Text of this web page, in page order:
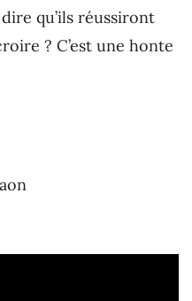
qu’ils réussiront
? C’est une honte